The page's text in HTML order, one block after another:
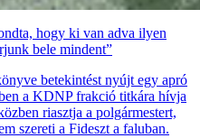
hogy ki van adva ilyen
bele mindent”
betekintést nyújt egy apró
a KDNP frakció titkára hívja
riasztja a polgármestert,
szereti a Fideszt a faluban.